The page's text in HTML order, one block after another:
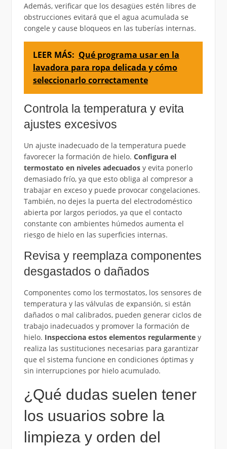
Además, verificar que los desagües estén libres de
obstrucciones evitará que el agua acumulada se
congele y cause bloqueos en las tuberías internas.
LEER MÁS: Qué programa usar en la
lavadora para ropa delicada y cómo
seleccionarlo correctamente
Controla la temperatura y evita
ajustes excesivos
Un ajuste inadecuado de la temperatura puede
favorecer la formación de hielo. Configura el
termostato en niveles adecuadosy evita ponerlo
demasiado frío, ya que esto obliga al compresor a
trabajar en exceso y puede provocar congelaciones.
También, no dejes la puerta del electrodoméstico
abierta por largos periodos, ya que el contacto
constante con ambientes húmedos aumenta el
riesgo de hielo en las superficies internas.
Revisa y reemplaza componentes
desgastados o dañados
Componentes como los termostatos, los sensores de
temperatura y las válvulas de expansión, si están
dañados o mal calibrados, pueden generar ciclos de
trabajo inadecuados y promover la formación de
hielo. Inspecciona estos elementos regularmentey
realiza las sustituciones necesarias para garantizar
que el sistema funcione en condiciones óptimas y
sin interrupciones por hielo acumulado.
¿Qué dudas suelen tener
los usuarios sobre la
limpieza y orden del